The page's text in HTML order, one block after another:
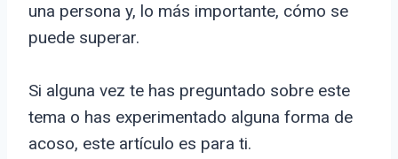
una persona y, lo más importante, cómo se
puede superar.
Si alguna vez te has preguntado sobre este
tema o has experimentado alguna forma de
acoso, este artículo es para ti.